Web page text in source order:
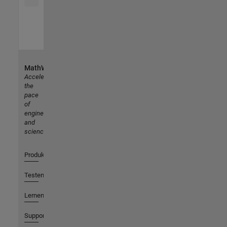
MathWorks
Accelerating
the
pace
of
engineering
and
science
Produkte
Testen oder Kaufen
Lernen
Support